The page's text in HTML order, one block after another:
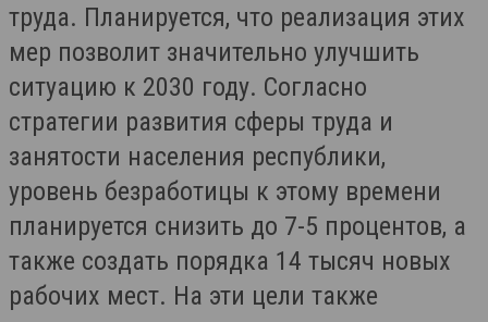
труда. Планируется, что реализация этих
мер позволит значительно улучшить
ситуацию к 2030 году. Согласно
стратегии развития сферы труда и
занятости населения республики,
уровень безработицы к этому времени
планируется снизить до 7-5 процентов, а
также создать порядка 14 тысяч новых
рабочих мест. На эти цели также